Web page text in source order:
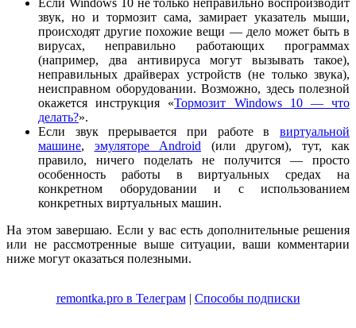
звук, но и тормозит сама, замирает указатель мыши,
происходят другие похожие вещи — дело может быть в
вирусах, неправильно работающих программах
(например, два антивируса могут вызывать такое),
неправильных драйверах устройств (не только звука),
неисправном оборудовании. Возможно, здесь полезной
окажется инструкция «Тормозит Windows 10 — что
делать?».
Если звук прерывается при работе в виртуальной
машине, эмуляторе Android (или другом), тут, как
правило, ничего поделать не получится — просто
особенность работы в виртуальных средах на
конкретном оборудовании и с использованием
конкретных виртуальных машин.
На этом завершаю. Если у вас есть дополнительные решения
или не рассмотренные выше ситуации, ваши комментарии
ниже могут оказаться полезными.
remontka.pro в Телеграм| Способы подписки